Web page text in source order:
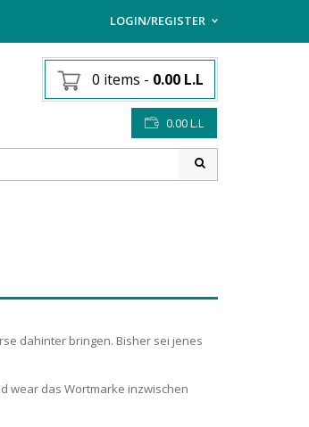
LOGIN/REGISTER
I ALREADY HAVE AN
Username or email address
0 items - 0.00 L.L
0.00L.L
dahinter bringen. Bisher sei jenes
wear das Wortmarke inzwischen